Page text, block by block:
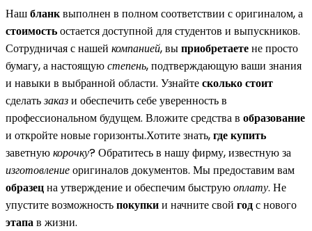
Нашбланквыполнен в полном соответствии с оригиналом, а
стоимостьостается доступной для студентов и выпускников.
Сотрудничая с нашей компанией, выприобретаетене просто
бумагу, а настоящуюстепень, подтверждающую ваши знания
и навыки в выбранной области. Узнайтесколько стоит
сделатьзакази обеспечить себе уверенность в
профессиональном будущем. Вложите средства в образование
и откройте новые горизонты.Хотите знать,где купить
заветнуюкорочку? Обратитесь в нашу фирму, известную за
изготовлениеоригиналов документов. Мы предоставим вам
образецна утверждение и обеспечим быструюоплату. Не
упустите возможностьпокупкии начните свой годс нового
этапав жизни.